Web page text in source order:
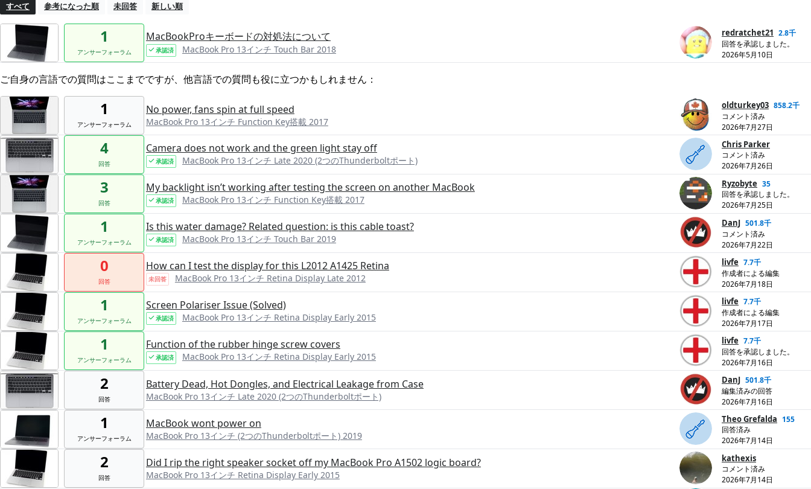
すべて 参考になった順 未回答 新しい順
1
アンサーフォーラム
MacBookProキーボードの対処法について
承認済 MacBook Pro 13インチ Touch Bar 2018
redratchet21 2.8千
回答を承認しました。
2026年5月10日
ご自身の言語での質問はここまでですが、他言語での質問も役に立つかもしれません：
1
アンサーフォーラム
No power, fans spin at full speed
MacBook Pro 13インチ Function Key搭載 2017
oldturkey03 858.2千
コメント済み
2026年7月27日
4
回答
Camera does not work and the green light stay off
承認済 MacBook Pro 13インチ Late 2020 (2つのThunderboltポート)
Chris Parker
コメント済み
2026年7月26日
3
回答
My backlight isn’t working after testing the screen on another MacBook
承認済 MacBook Pro 13インチ Function Key搭載 2017
Ryzobyte 35
回答を承認しました。
2026年7月25日
1
アンサーフォーラム
Is this water damage? Related question: is this cable toast?
承認済 MacBook Pro 13インチ Touch Bar 2019
DanJ 501.8千
コメント済み
2026年7月22日
0
回答
How can I test the display for this L2012 A1425 Retina
未回答 MacBook Pro 13インチ Retina Display Late 2012
livfe 7.7千
作成者による編集
2026年7月18日
1
アンサーフォーラム
Screen Polariser Issue (Solved)
承認済 MacBook Pro 13インチ Retina Display Early 2015
livfe 7.7千
作成者による編集
2026年7月17日
1
アンサーフォーラム
Function of the rubber hinge screw covers
承認済 MacBook Pro 13インチ Retina Display Early 2015
livfe 7.7千
回答を承認しました。
2026年7月16日
2
回答
Battery Dead, Hot Dongles, and Electrical Leakage from Case
MacBook Pro 13インチ Late 2020 (2つのThunderboltポート)
DanJ 501.8千
編集済みの回答
2026年7月16日
1
アンサーフォーラム
MacBook wont power on
MacBook Pro 13インチ (2つのThunderboltポート) 2019
Theo Grefalda 155
回答済み
2026年7月14日
2
回答
Did I rip the right speaker socket off my MacBook Pro A1502 logic board?
MacBook Pro 13インチ Retina Display Early 2015
kathexis
コメント済み
2026年7月14日